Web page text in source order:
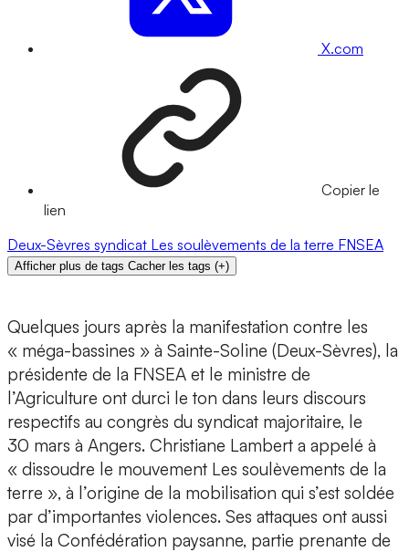
X.com
Copier le
lien
Deux-Sèvres syndicat Les soulèvements de la terre FNSEA
Afficher plus de tags Cacher les tags (+)
Quelques jours après la manifestation contre les
« méga-bassines » à Sainte-Soline (Deux-Sèvres), la
présidente de la FNSEA et le ministre de
l’Agriculture ont durci le ton dans leurs discours
respectifs au congrès du syndicat majoritaire, le
30 mars à Angers. Christiane Lambert a appelé à
« dissoudre le mouvement Les soulèvements de la
terre », à l’origine de la mobilisation qui s’est soldée
par d’importantes violences. Ses attaques ont aussi
visé la Confédération paysanne, partie prenante de